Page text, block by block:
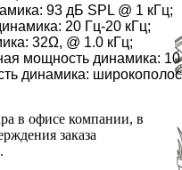
93 дБ SPL @ 1 кГц;
20 Гц-20 кГц;
32Ω, @ 1.0 кГц;
мощность динамика:
динамика:
в офисе компании, в
заказа